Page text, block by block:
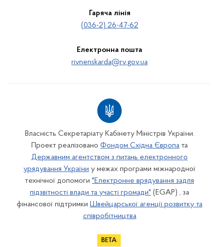
Гаряча лінія
(036-2) 26-47-62
Електронна пошта
rivnenskarda@rv.gov.ua
Власність Секретаріату Кабінету Міністрів України.
Проект реалізовано Фондом Східна Європа та
Державним агентством з питань електронного
урядування України у межах програми міжнародної
технічної допомоги "Електронне врядування задля
підзвітності влади та участі громади" (EGAP) , за
фінансової підтримки Швейцарської агенції розвитку та
співробітництва